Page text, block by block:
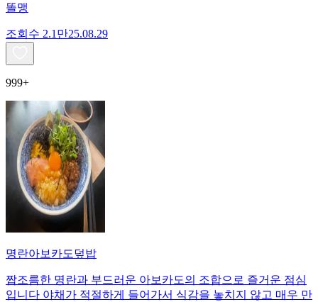
똘맹
조회수 2.1만25.08.29
999+
명란아보카도덮밥
짭조름한 명란과 부드러운 아보카도의 조합으로 즐거운 점심
입니다 야채가 적절하게 들어가서 식감을 놓치지 않고 매우 만